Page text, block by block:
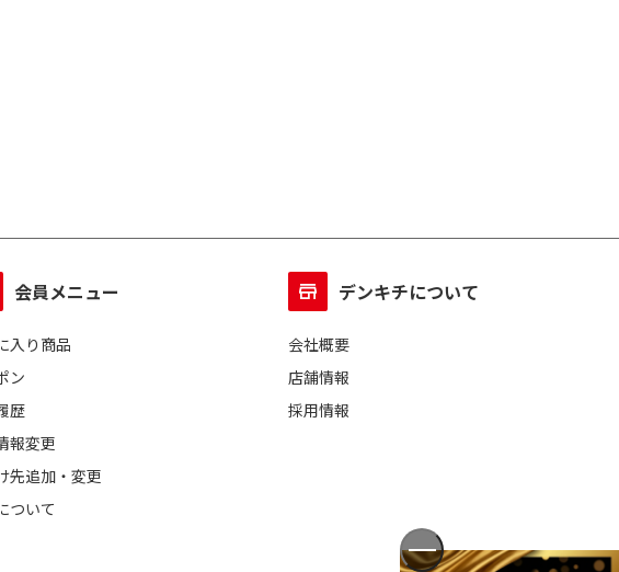
会員メニュー
入り商品
ン
歴
報変更
先追加・変更
ついて
デンキチについて
会社概要
店舗情報
採用情報